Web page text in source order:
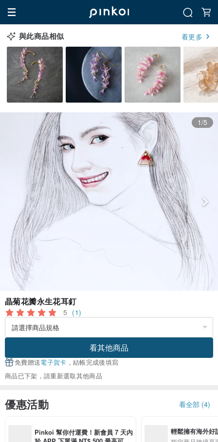
與此商品相似 看更多
1/5
晶菊花瓣永生花耳釘
5 (1)
看其他商品
免費贈送電子賀卡 ，結帳完成後填寫
商品已下架，請重新選取其他商品
優惠活動 看全部 (4)
Pinkoi 幫你付運費！新會員 7 天內
輕鬆擁有海外好